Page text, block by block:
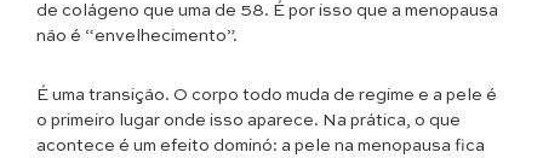
de colágeno que uma de 58. É por isso que a menopausa
não é “envelhecimento”.
É uma transição. O corpo todo muda de regime e a pele é
o primeiro lugar onde isso aparece. Na prática, o que
acontece é um efeito dominó: a pele na menopausa fica